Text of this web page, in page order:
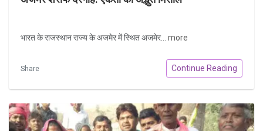
भारत के राजस्थान राज्य के अजमेर में स्थित अजमेर... more
Share Continue Reading